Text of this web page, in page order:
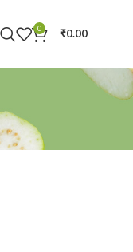
0 ₹0.00